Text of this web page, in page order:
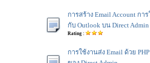
การสร้าง Email Account กา
กับ Outlook บน Direct Admin
Rating :
การใช้งานส่ง Email ด้วย